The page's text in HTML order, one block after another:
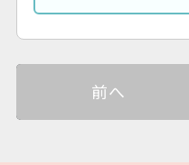
前へ